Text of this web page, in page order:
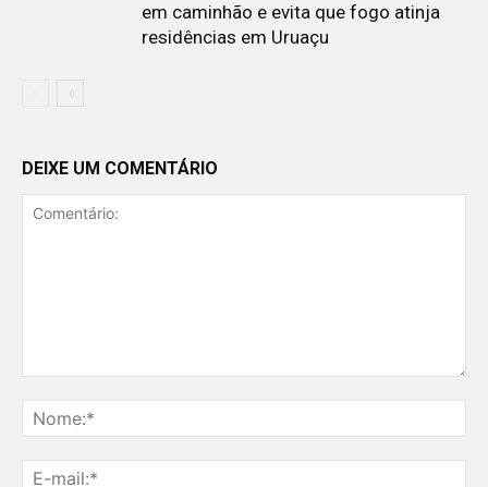
em caminhão e evita que fogo atinja
residências em Uruaçu
DEIXE UM COMENTÁRIO